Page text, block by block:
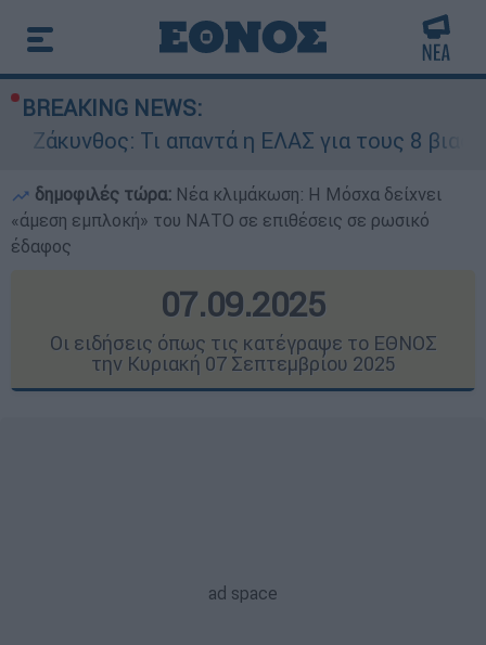
BREAKING NEWS:
απαντά η ΕΛΑΣ για τους 8 βιασμούς
δημοφιλές τώρα: Νέα κλιμάκωση: Η Μόσχα δείχνει
«άμεση εμπλοκή» του ΝΑΤΟ σε επιθέσεις σε ρωσικό
έδαφος
07.09.2025
Οι ειδήσεις όπως τις κατέγραψε το ΕΘΝΟΣ
την Κυριακή 07 Σεπτεμβρίου 2025